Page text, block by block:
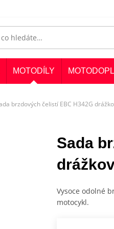
MOTODÍLY
brzdových čelistí EBC H342G
Sada
Vysoce odolné
motocykl.